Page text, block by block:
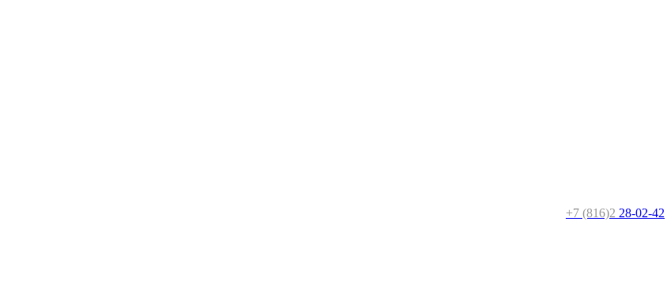
+7 (816)2 28-02-42